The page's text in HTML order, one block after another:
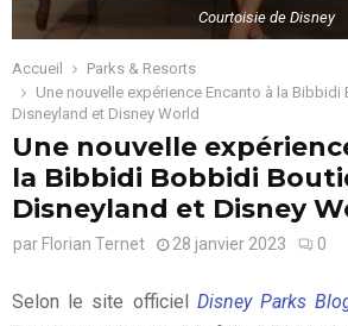
Courtoisie de Disney
Accueil
Parks & Resorts
Une nouvelle expérience Encanto à la
Disneyland et Disney World
Une nouvelle
la Bibbidi Bobbidi
Disneyland et Disney
par Florian Ternet 28 janvier 2023 0
Selon le site officiel Disney Parks